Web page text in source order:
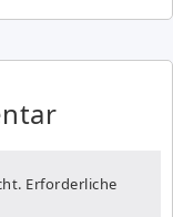
Erforderliche